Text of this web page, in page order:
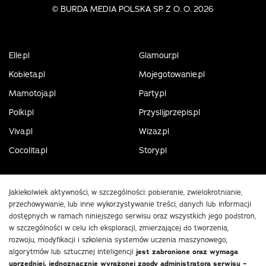
© BURDA MEDIA POLSKA SP. Z O. O. 2026
Elle.pl
Glamour.pl
Kobieta.pl
Mojegotowanie.pl
Mamotoja.pl
Party.pl
Polki.pl
Przyslijprzepis.pl
Viva.pl
Wizaz.pl
Cocolita.pl
Story.pl
Jakiekolwiek aktywności, w szczególności: pobieranie, zwielokrotnianie,
przechowywanie, lub inne wykorzystywanie treści, danych lub informacji
dostępnych w ramach niniejszego serwisu oraz wszystkich jego podstron,
w szczególności w celu ich eksploracji, zmierzającej do tworzenia,
rozwoju, modyfikacji i szkolenia systemów uczenia maszynowego,
algorytmów lub sztucznej inteligencji jest zabronione oraz wymaga
uprzedniej, jednoznacznie wyrażonej zgody administratora serwisu –